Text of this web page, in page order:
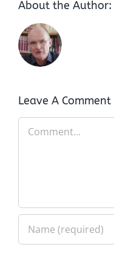
About the Author:
Leave A Comment
Comment